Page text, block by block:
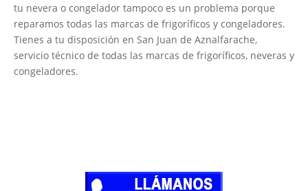
tu nevera o congelador tampoco es un problema porque
reparamos todas las marcas de frigoríficos y congeladores.
Tienes a tu disposición en San Juan de Aznalfarache,
servicio técnico de todas las marcas de frigoríficos, neveras y
congeladores.